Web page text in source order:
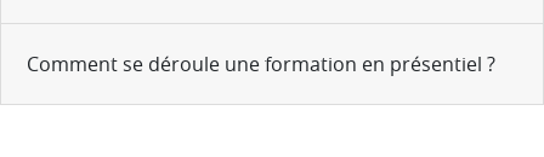
Comment se déroule une formation en présentiel ?